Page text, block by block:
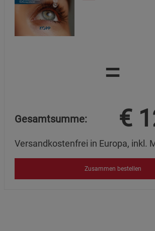
=
Gesamtsumme: €
Versandkostenfrei in Europa, inkl.
Zusammen bestellen